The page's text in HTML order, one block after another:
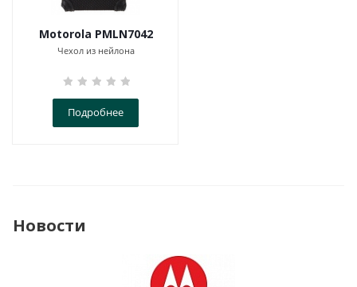
Motorola PMLN7042
Чехол из нейлона
Подробнее
Новости